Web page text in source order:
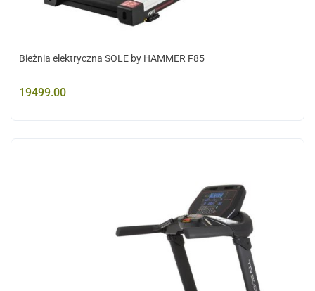
Bieżnia elektryczna SOLE by HAMMER F85
19499.00